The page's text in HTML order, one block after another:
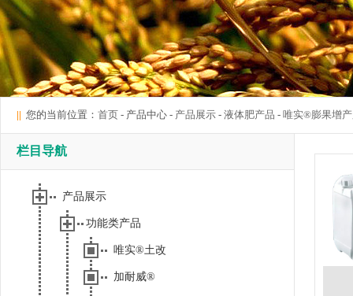
|| 您的当前位置： 首页 - 产品中心 - 产品展示 - 液体肥产品 - 唯实®膨果增
栏目导航
产品展示
功能类产品
唯实®土改
加耐威®